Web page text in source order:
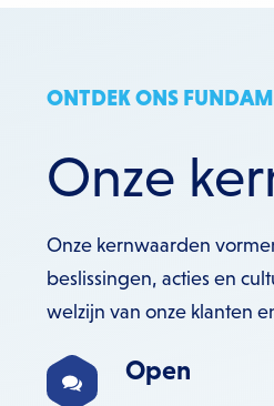
ONTDEK ONS
Onze
Onze kernwaarden
beslissingen, acties en
welzijn van onze klanten
Open